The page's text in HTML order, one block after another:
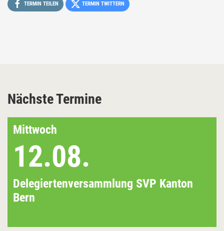
TERMIN TEILEN TERMIN TWITTERN
Nächste Termine
Mittwoch
12.08.
Delegiertenversammlung SVP Kanton
Bern